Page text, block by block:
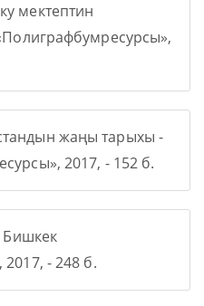
мектептин
жаңы тарыхы -
2017, - 152 б.
Бишкек
- 248 б.